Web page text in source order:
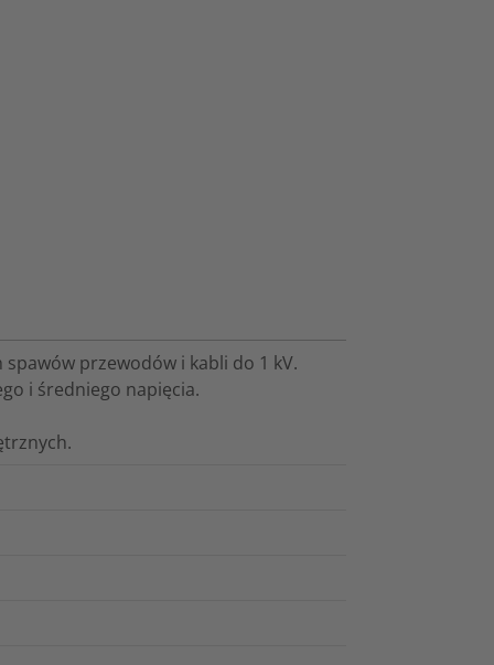
przewodów i kabli do 1 kV.
i średniego napięcia.